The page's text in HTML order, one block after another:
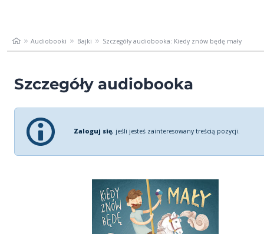
Audiobooki Bajki Szczegóły audiobooka: Kiedy znów będę mały
Szczegóły audiobooka
Zaloguj się, jeśli jesteś zainteresowany treścią pozycji.